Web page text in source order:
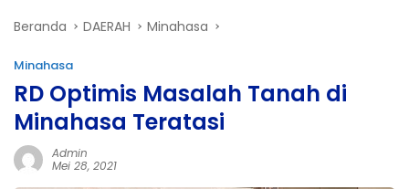
Beranda DAERAH Minahasa
Minahasa
RD Optimis Masalah Tanah di
Minahasa Teratasi
Admin
Mei 28, 2021